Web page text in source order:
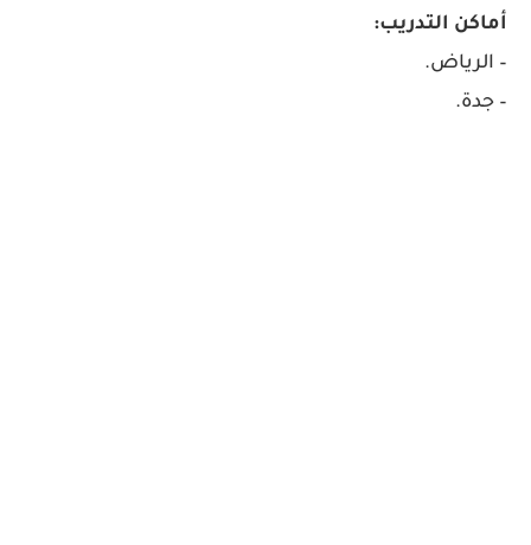
أماكن التدريب:
– الرياض.
– جدة.